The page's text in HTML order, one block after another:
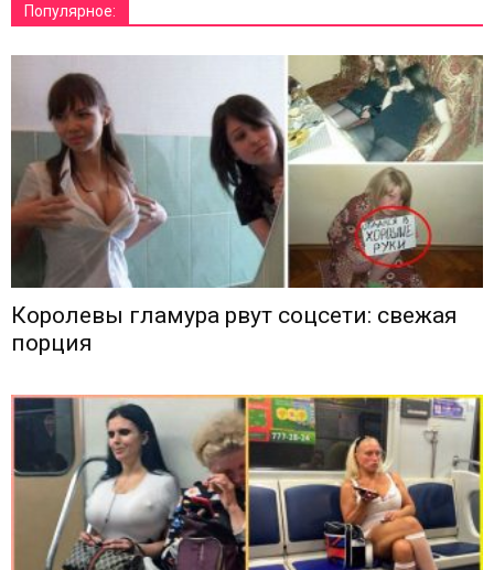
Популярное:
Королевы гламура рвут соцсети: свежая
порция